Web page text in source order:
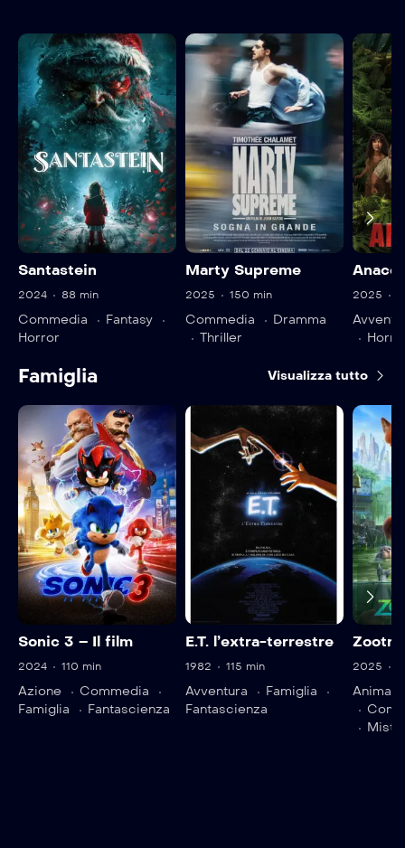
Santastein
2024 88 min
Commedia
Fantasy
Horror
Marty Supreme
2025 150 min
Commedia
Dramma
Thriller
2025
Famiglia Visualizza tutto
Sonic 3 – Il film
2024 110 min
Azione
Commedia
Famiglia
Fantascienza
E.T. l’extra-terrestre
1982 115 min
Avventura
Famiglia
Fantascienza
2025